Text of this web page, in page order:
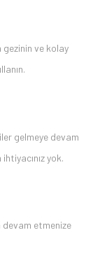
ve kolay
gelmeye devam
yok.
devam etmenize